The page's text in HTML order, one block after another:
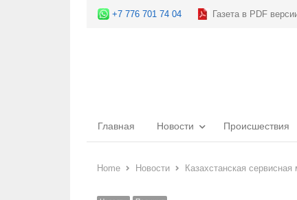
+7 776 701 74 04 Газета в PDF
Главная Новости Происшествия
Home
Новости Казахстанская